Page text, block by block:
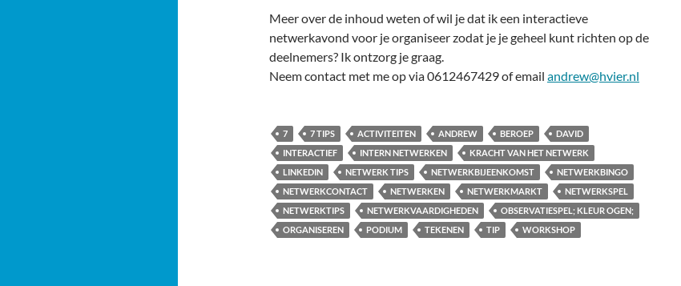
Meer over de inhoud weten of wil je dat ik een interactieve
netwerkavond voor je organiseer zodat je je geheel kunt richten op de
deelnemers? Ik ontzorg je graag.
Neem contact met me op via 0612467429 of email andrew@hvier.nl
7 7 TIPS ACTIVITEITEN ANDREW BEROEP
DAVID
INTERACTIEF
INTERN NETWERKEN
KRACHT VAN HET NETWERK
LINKEDIN
NETWERK TIPS NETWERKBIJEENKOMST
NETWERKBINGO
NETWERKCONTACT
NETWERKEN NETWERKMARKT
NETWERKSPEL
NETWERKTIPS
NETWERKVAARDIGHEDEN
OBSERVATIESPEL; KLEUR OGEN;
ORGANISEREN
PODIUM TEKENEN TIP WORKSHOP